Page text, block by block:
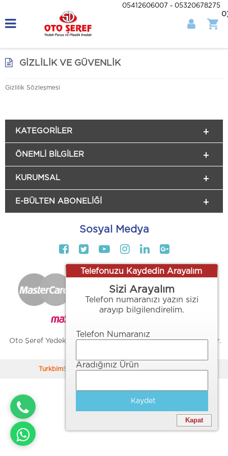
05412606007 - 05320678275
0
GIZLILIK VE GÜVENLIK
Gizlilik Sözleşmesi
KATEGORILER
ÖNEMLI BILGILER
KURUMSAL
E-BÜLTEN ABONELİĞİ
Sosyal Medya
Oto Şeref Yedek Parça ve Plastik İmalatı - Her Hakkı Saklıdır.
TurkbimSoft E-TicaretSistemleriyle Hazırlanmıştır.
Telefonuzu Kaydedin Arayalım
Sizi Arayalım
Telefon numaranızı yazın sizi
arayıp bilgilendirelim.
Telefon Numaranız
Aradığınız Ürün
Kaydet
Kapat